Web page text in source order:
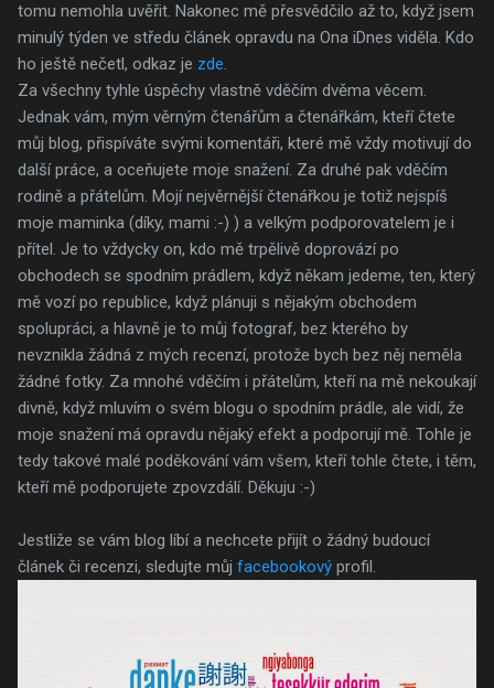
tomu nemohla uvěřit. Nakonec mě přesvědčilo až to, když jsem
minulý týden ve středu článek opravdu na Ona iDnes viděla. Kdo
ho ještě nečetl, odkaz je zde.
Za všechny tyhle úspěchy vlastně vděčím dvěma věcem.
Jednak vám, mým věrným čtenářům a čtenářkám, kteří čtete
můj blog, přispíváte svými komentáři, které mě vždy motivují do
další práce, a oceňujete moje snažení. Za druhé pak vděčím
rodině a přátelům. Mojí nejvěrnější čtenářkou je totiž nejspíš
moje maminka (díky, mami :-) ) a velkým podporovatelem je i
přítel. Je to vždycky on, kdo mě trpělivě doprovází po
obchodech se spodním prádlem, když někam jedeme, ten, který
mě vozí po republice, když plánuji s nějakým obchodem
spolupráci, a hlavně je to můj fotograf, bez kterého by
nevznikla žádná z mých recenzí, protože bych bez něj neměla
žádné fotky. Za mnohé vděčím i přátelům, kteří na mě nekoukají
divně, když mluvím o svém blogu o spodním prádle, ale vidí, že
moje snažení má opravdu nějaký efekt a podporují mě. Tohle je
tedy takové malé poděkování vám všem, kteří tohle čtete, i těm,
kteří mě podporujete zpovzdálí. Děkuju :-)
Jestliže se vám blog líbí a nechcete přijít o žádný budoucí
článek či recenzi, sledujte můj facebookový profil.